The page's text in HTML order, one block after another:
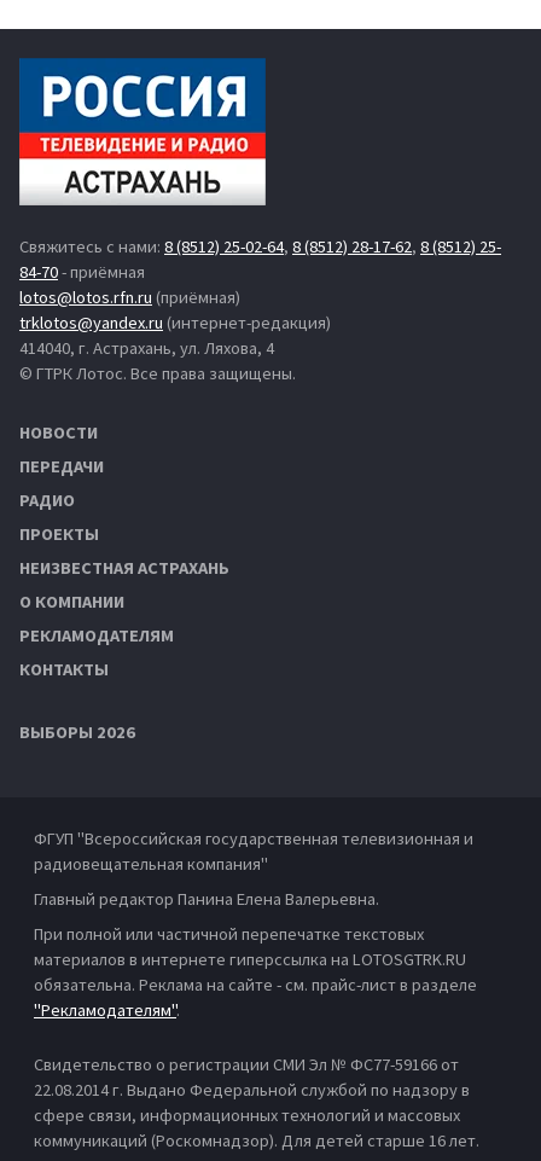
Свяжитесь с нами: 8 (8512) 25-02-64, 8 (8512) 28-17-62, 8 (8512) 25-
84-70- приёмная
lotos@lotos.rfn.ru (приёмная)
trklotos@yandex.ru (интернет-редакция)
414040, г. Астрахань, ул. Ляхова, 4
© ГТРК Лотос. Все права защищены.
НОВОСТИ
ПЕРЕДАЧИ
РАДИО
ПРОЕКТЫ
НЕИЗВЕСТНАЯ АСТРАХАНЬ
О КОМПАНИИ
РЕКЛАМОДАТЕЛЯМ
КОНТАКТЫ
ВЫБОРЫ 2026
ФГУП "Всероссийская государственная телевизионная и
радиовещательная компания"
Главный редактор Панина Елена Валерьевна.
При полной или частичной перепечатке текстовых
материалов в интернете гиперссылка на LOTOSGTRK.RU
обязательна. Реклама на сайте - см. прайс-лист в разделе
"Рекламодателям".
Свидетельство о регистрации СМИ Эл № ФС77-59166 от
22.08.2014 г. Выдано Федеральной службой по надзору в
сфере связи, информационных технологий и массовых
коммуникаций (Роскомнадзор). Для детей старше 16 лет.